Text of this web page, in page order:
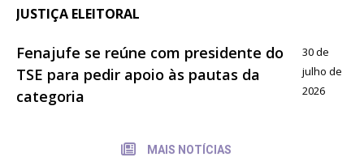
JUSTIÇA ELEITORAL
Fenajufe se reúne com presidente do
TSE para pedir apoio às pautas da
categoria
30 de
julho de
2026
MAIS NOTÍCIAS